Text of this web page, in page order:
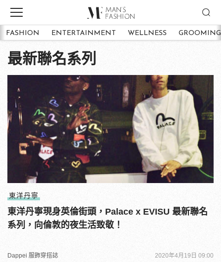
FASHION ENTERTAINMENT WELLNESS GROOMING
最新聯名系列
東洋丹寧
東洋丹寧現身英倫街頭，Palace x EVISU 最新聯名
系列，向倫敦的夜生活致敬！
Dappei 服飾穿搭誌 2020年4月19日 09:00